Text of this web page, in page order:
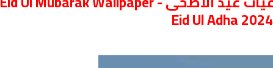
Eid Ul Adha 2024